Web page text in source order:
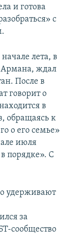
и готова
с
лета, в
Армана, ждал
После в
говорит о
в
обращаясь к
о его семье»
июля
порядке». С
удерживают
за
сообщество